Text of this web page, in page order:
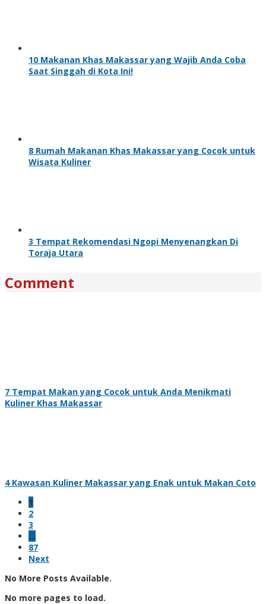
10 Makanan Khas Makassar yang Wajib Anda Coba
Saat Singgah di Kota Ini!
8 Rumah Makanan Khas Makassar yang Cocok untuk
Wisata Kuliner
3 Tempat Rekomendasi Ngopi Menyenangkan Di
Toraja Utara
Comment
7 Tempat Makan yang Cocok untuk Anda Menikmati
Kuliner Khas Makassar
4 Kawasan Kuliner Makassar yang Enak untuk Makan Coto
1
2
3
…
87
Next
No More Posts Available.
No more pages to load.